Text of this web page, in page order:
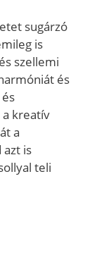
sugárzó
is
szellemi
és
kreatív
a
is
teli